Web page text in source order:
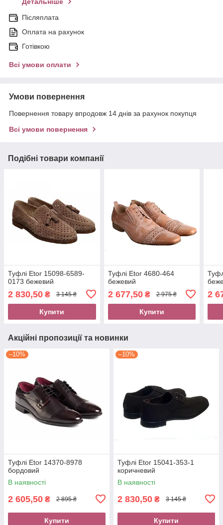
Детальніше
Післяплата
Оплата на рахунок
Готівкою
Всі умови оплати
Умови повернення
Повернення товару впродовж 14 днів за рахунок покупця
Всі умови повернення
Подібні товари компанії
Туфлі Etor 15098-6589-
0173 бежевий
2 830,50 ₴ 3 145 ₴
Купити
Туфлі Etor 4680-464
бежевий
2 677,50₴ 2 975 ₴
Купити
2
Акційні пропозиції та новинки
–10%
Туфлі Etor 14370-8978
бордовий
В наявності
2 605,50 ₴ 2 895 ₴
Купити
–10%
Туфлі Etor 15041-353-1
коричневий
В наявності
2 830,50 ₴ 3 145 ₴
Купити